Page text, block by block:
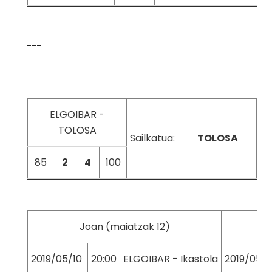
---
ELGOIBAR -
TOLOSA
Sailkatua:
TOLOSA
85
2 4 100
Joan (maiatzak 12)
2019/05/10 20:00 ELGOIBAR - Ikastola 2019/05/